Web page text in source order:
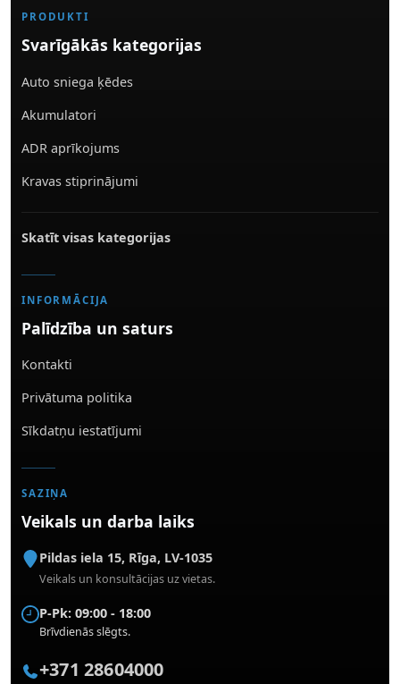
PRODUKTI
Svarīgākās kategorijas
Auto sniega ķēdes
Akumulatori
ADR aprīkojums
Kravas stiprinājumi
Skatīt visas kategorijas
INFORMĀCIJA
Palīdzība un saturs
Kontakti
Privātuma politika
Sīkdatņu iestatījumi
SAZIŅA
Veikals un darba laiks
Pildas iela 15, Rīga, LV-1035
Veikals un konsultācijas uz vietas.
P-Pk: 09:00 - 18:00
Brīvdienās slēgts.
+371 28604000